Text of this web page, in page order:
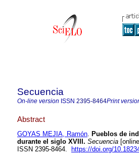
Secuencia
On-line version ISSN 2395-8464Print
Abstract
GOYAS MEJIA, Ramón. Pueblos de
durante el siglo XVIII. Secuencia
ISSN 2395-8464.
https://doi.org/